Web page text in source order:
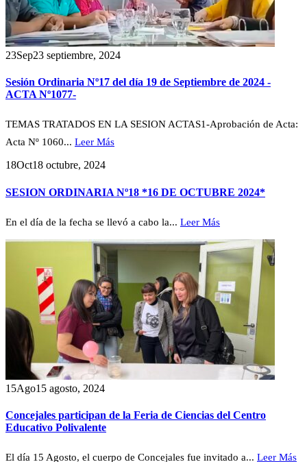
23Sep23 septiembre, 2024
Sesión Ordinaria Nº17 del día 19 de Septiembre de 2024 -
ACTA Nº1077-
TEMAS TRATADOS EN LA SESION ACTAS1-Aprobación de Acta:
Acta Nº 1060... Leer Más
18Oct18 octubre, 2024
SESION ORDINARIA Nº18 *16 DE OCTUBRE 2024*
En el día de la fecha se llevó a cabo la... Leer Más
15Ago15 agosto, 2024
Concejales participan de la Feria de Ciencias del Centro
Educativo Polivalente
El día 15 Agosto, el cuerpo de Concejales fue invitado a... Leer Más